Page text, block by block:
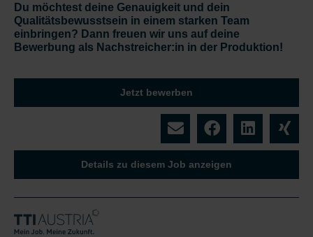
Du möchtest deine Genauigkeit und dein
Qualitätsbewusstsein in einem starken Team
einbringen? Dann freuen wir uns auf deine
Bewerbung als Nachstreicher:in in der Produktion!
Jetzt bewerben
Details zu diesem Job anzeigen